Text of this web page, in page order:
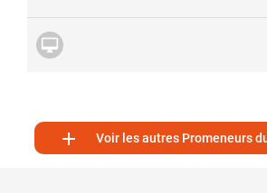

 Voir les autres Promeneurs